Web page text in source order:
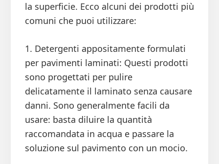
la superficie. Ecco alcuni dei prodotti più
comuni che puoi utilizzare:
1. Detergenti appositamente formulati
per pavimenti laminati: Questi prodotti
sono progettati per pulire
delicatamente il laminato senza causare
danni. Sono generalmente facili da
usare: basta diluire la quantità
raccomandata in acqua e passare la
soluzione sul pavimento con un mocio.